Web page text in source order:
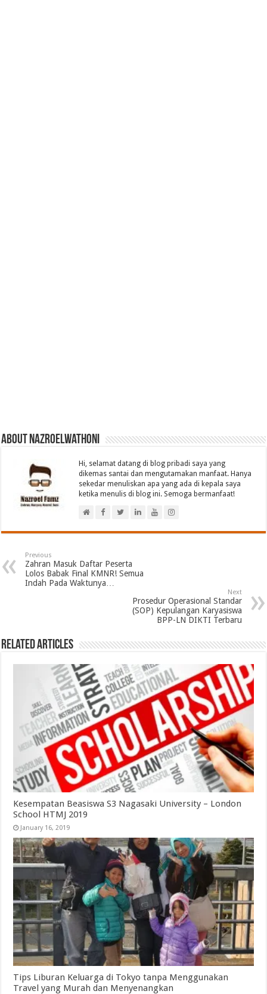
About nazroelwathoni
Hi, selamat datang di blog pribadi saya yang
dikemas santai dan mengutamakan manfaat. Hanya
sekedar menuliskan apa yang ada di kepala saya
ketika menulis di blog ini. Semoga bermanfaat!
Previous
Zahran Masuk Daftar Peserta
Lolos Babak Final KMNR! Semua
Indah Pada Waktunya…
Next
Prosedur Operasional Standar
(SOP) Kepulangan Karyasiswa
BPP-LN DIKTI Terbaru
Related Articles
Kesempatan Beasiswa S3 Nagasaki University – London
School HTMJ 2019
January 16, 2019
Tips Liburan Keluarga di Tokyo tanpa Menggunakan
Travel yang Murah dan Menyenangkan